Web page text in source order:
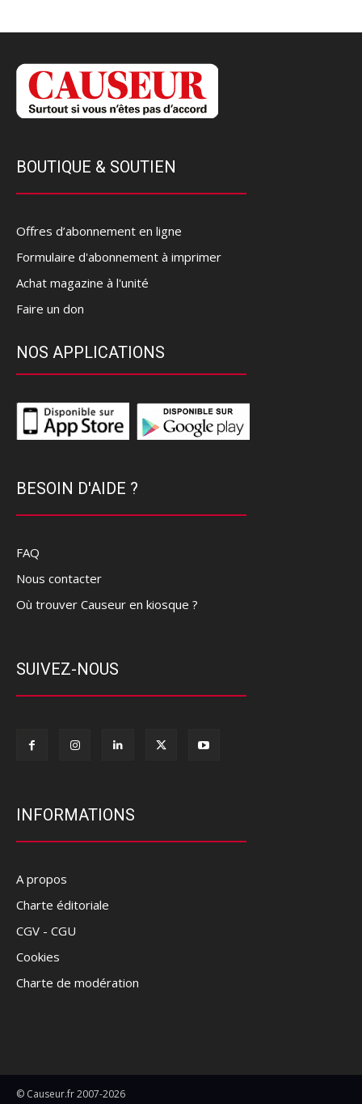
BOUTIQUE & SOUTIEN
Offres d’abonnement en ligne
Formulaire d'abonnement à imprimer
Achat magazine à l'unité
Faire un don
NOS APPLICATIONS
BESOIN D'AIDE ?
FAQ
Nous contacter
Où trouver Causeur en kiosque ?
SUIVEZ-NOUS
INFORMATIONS
A propos
Charte éditoriale
CGV - CGU
Cookies
Charte de modération
© Causeur.fr 2007-2026